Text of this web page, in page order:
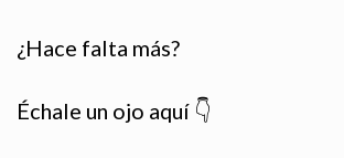
¿Hace falta más?
Échale un ojo aquí 👇